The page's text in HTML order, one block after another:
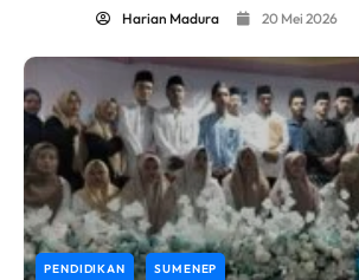
Harian Madura 20 Mei 2026
PENDIDIKAN SUMENEP